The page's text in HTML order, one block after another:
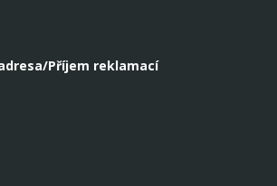
Příjem reklamací